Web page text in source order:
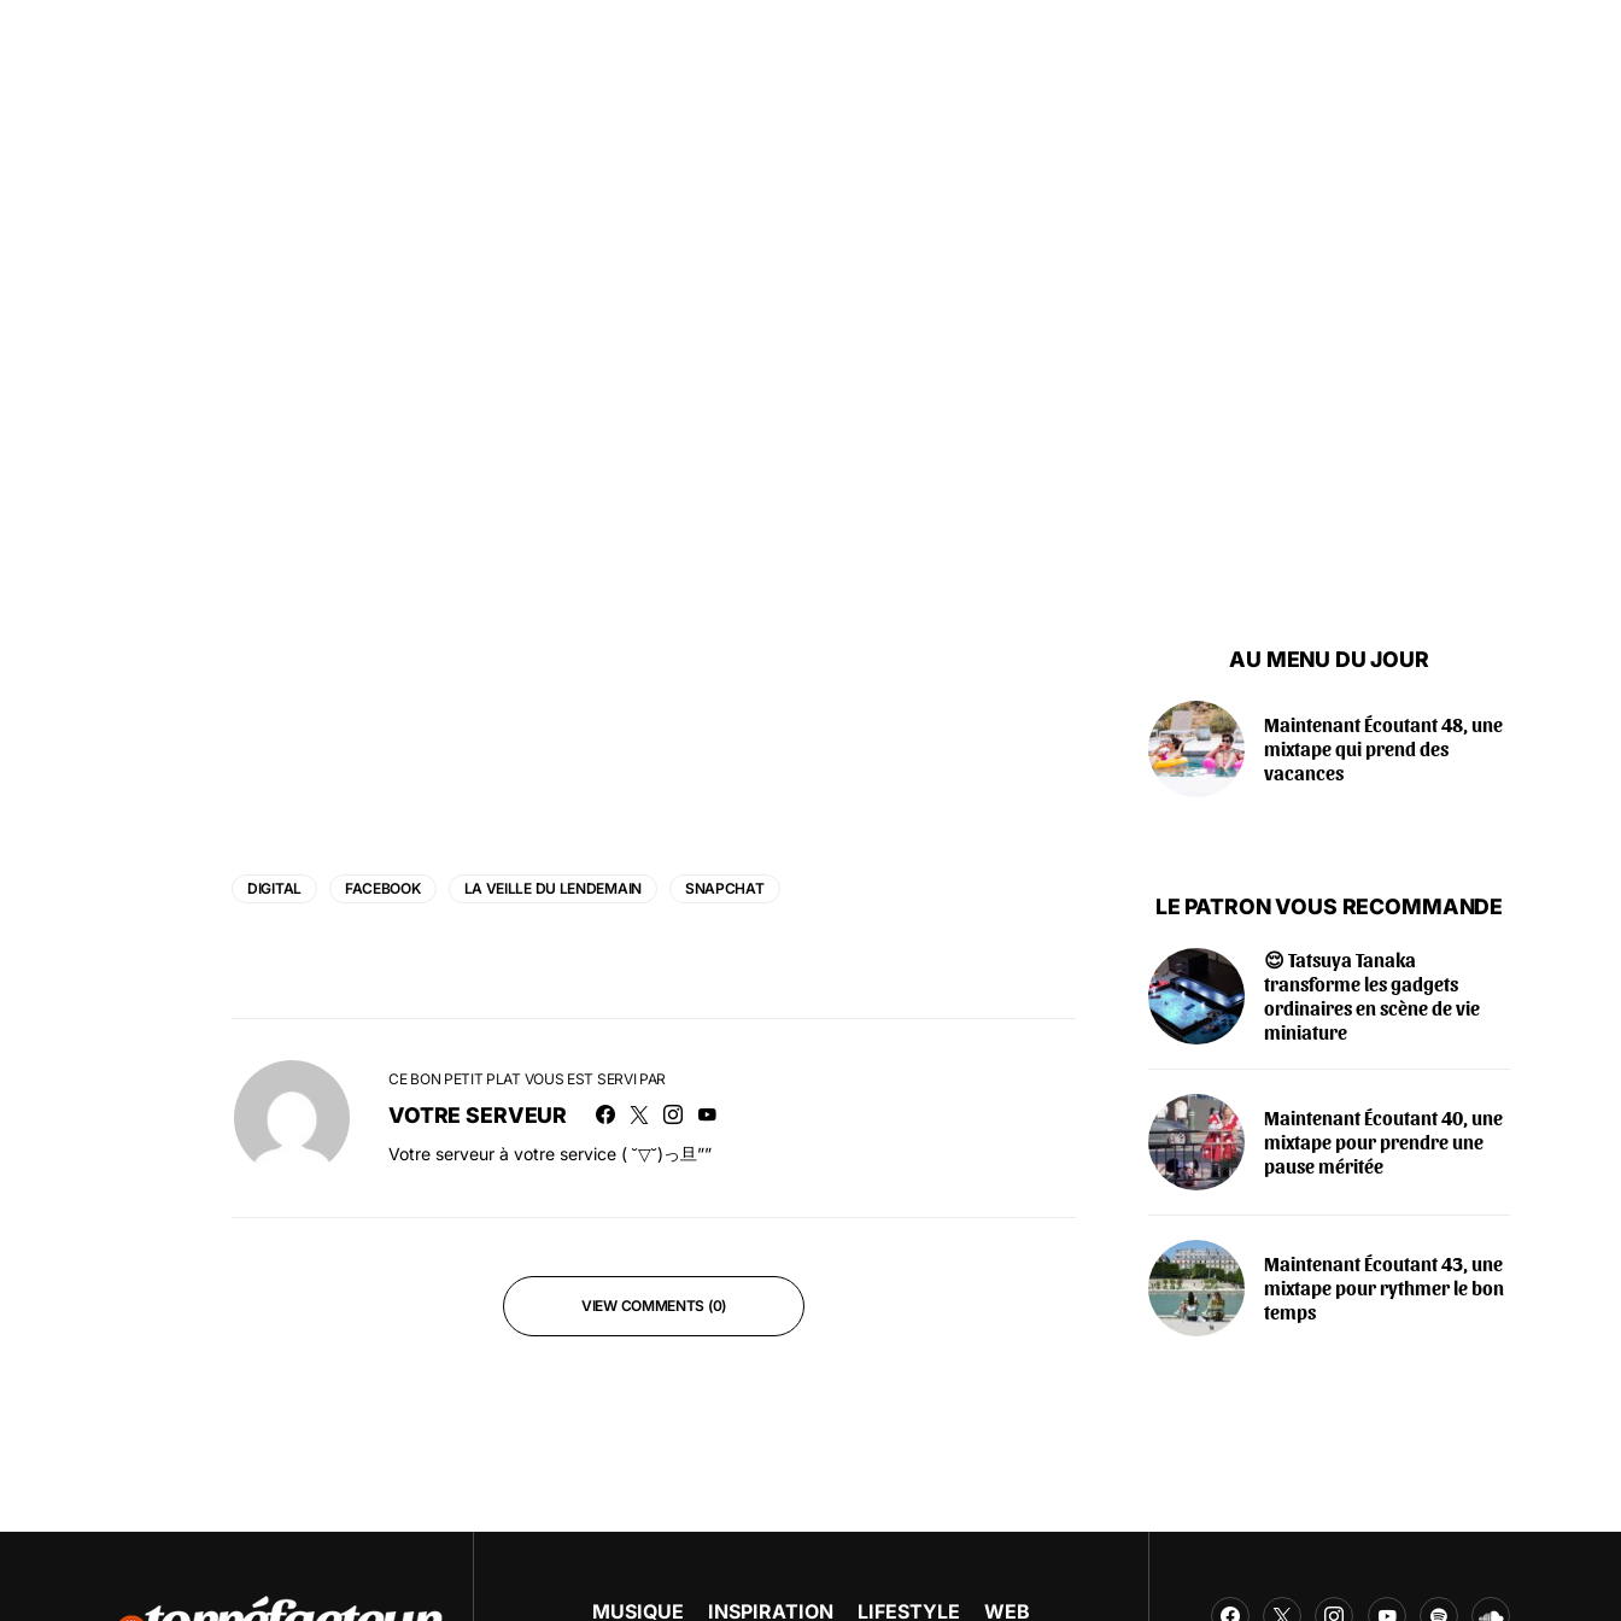
DIGITAL FACEBOOK LA VEILLE DU LENDEMAIN SNAPCHAT
CE BON PETIT PLAT VOUS EST SERVI PAR
VOTRE SERVEUR
Votre serveur à votre service ( ˘▽˘)っ旦””
VIEW COMMENTS (0)
AU MENU DU JOUR
Maintenant Écoutant 48, une
mixtape qui prend des
vacances
LE PATRON VOUS RECOMMANDE
😌 Tatsuya Tanaka
transforme les gadgets
ordinaires en scène de vie
miniature
Maintenant Écoutant 40, une
mixtape pour prendre une
pause méritée
Maintenant Écoutant 43, une
mixtape pour rythmer le bon
temps
MUSIQUE INSPIRATION LIFESTYLE WEB